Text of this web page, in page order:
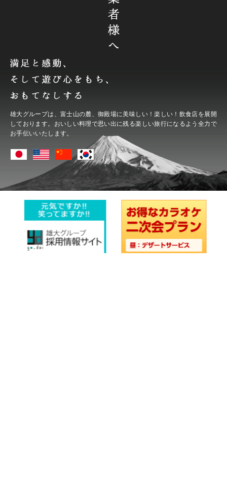
雄大グループは、富士山の麓、御殿場に美味しい！楽しい！飲食店を展開
しております。
おいしい料理で思い出に残る楽しい旅行になるよう 全力で
お手伝いいたします。